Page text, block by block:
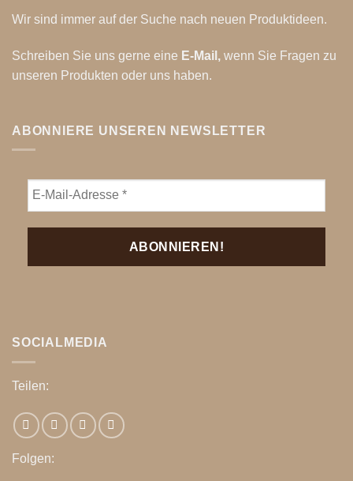
Wir sind immer auf der Suche nach neuen Produktideen.
Schreiben Sie uns gerne eine E-Mail , wenn Sie Fragen zu
unseren Produkten oder uns haben.
ABONNIERE UNSEREN NEWSLETTER
SOCIALMEDIA
Teilen:
Folgen: